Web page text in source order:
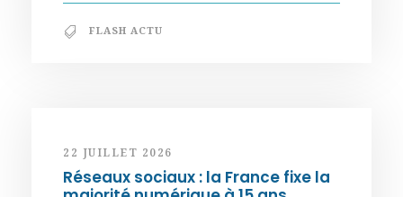
FLASH ACTU
22 JUILLET 2026
Réseaux sociaux : la France fixe la